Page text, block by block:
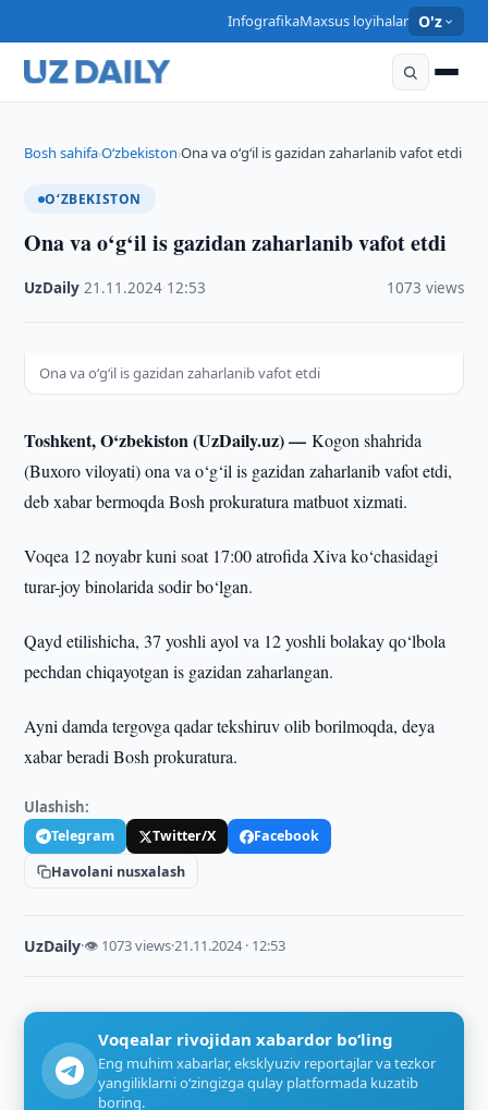
InfografikaMaxsus loyihalar O'z
Bosh sahifa›O‘zbekiston›Ona va o‘g‘il is gazidan zaharlanib vafot etdi
O‘ZBEKISTON
Ona va o‘g‘il is gazidan zaharlanib vafot etdi
UzDaily ·21.11.2024 12:53 1073 views
Ona va o‘g‘il is gazidan zaharlanib vafot etdi
Toshkent, O‘zbekiston (UzDaily.uz) —Kogon shahrida
(Buxoro viloyati) ona va o‘g‘il is gazidan zaharlanib vafot etdi,
deb xabar bermoqda Bosh prokuratura matbuot xizmati.
Voqea 12 noyabr kuni soat 17:00 atrofida Xiva ko‘chasidagi
turar-joy binolarida sodir bo‘lgan.
Qayd etilishicha, 37 yoshli ayol va 12 yoshli bolakay qo‘lbola
pechdan chiqayotgan is gazidan zaharlangan.
Ayni damda tergovga qadar tekshiruv olib borilmoqda, deya
xabar beradi Bosh prokuratura.
Ulashish:
Telegram Twitter/X
Facebook
Havolani nusxalash
UzDaily·👁 1073 views·21.11.2024 · 12:53
Voqealar rivojidan xabardor bo‘ling
Eng muhim xabarlar, eksklyuziv reportajlar va tezkor
yangiliklarni o‘zingizga qulay platformada kuzatib
boring.